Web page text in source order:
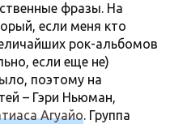
фразы. На
если меня кто
рок-альбомов
если еще не)
поэтому на
– Гэри Ньюман,
Агуайо. Группа